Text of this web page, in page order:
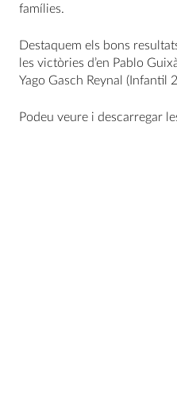
famílies.
Destaquem els bons
les victòries d’en Pablo
Yago Gasch Reynal (Infantil
Podeu veure i descarregar